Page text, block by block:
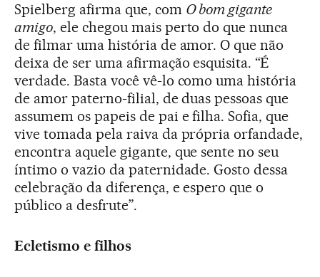
Spielberg afirma que, com O bom gigante
amigo, ele chegou mais perto do que nunca
de filmar uma história de amor. O que não
deixa de ser uma afirmação esquisita. “É
verdade. Basta você vê-lo como uma história
de amor paterno-filial, de duas pessoas que
assumem os papeis de pai e filha. Sofia, que
vive tomada pela raiva da própria orfandade,
encontra aquele gigante, que sente no seu
íntimo o vazio da paternidade. Gosto dessa
celebração da diferença, e espero que o
público a desfrute”.
Ecletismo e filhos